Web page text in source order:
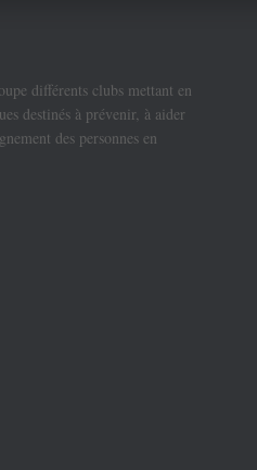
différents clubs mettant en
destinés à prévenir, à aider
des personnes en